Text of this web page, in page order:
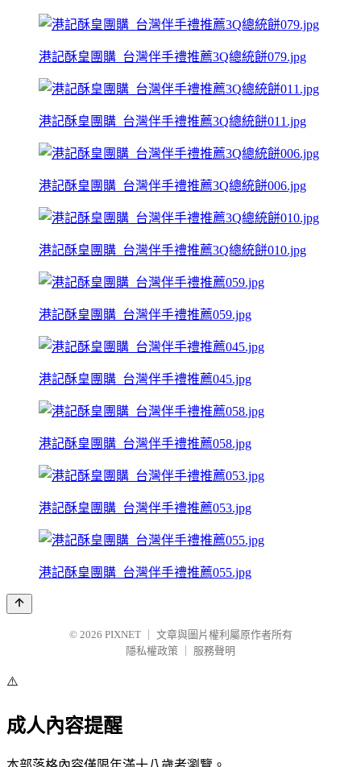
港記酥皇團購_台灣伴手禮推薦3Q總統餅079.jpg
港記酥皇團購_台灣伴手禮推薦3Q總統餅011.jpg
港記酥皇團購_台灣伴手禮推薦3Q總統餅006.jpg
港記酥皇團購_台灣伴手禮推薦3Q總統餅010.jpg
港記酥皇團購_台灣伴手禮推薦059.jpg
港記酥皇團購_台灣伴手禮推薦045.jpg
港記酥皇團購_台灣伴手禮推薦058.jpg
港記酥皇團購_台灣伴手禮推薦053.jpg
港記酥皇團購_台灣伴手禮推薦055.jpg
© 2026 PIXNET
文章與圖片權利屬原作者所有
隱私權政策
服務聲明
⚠️
成人內容提醒